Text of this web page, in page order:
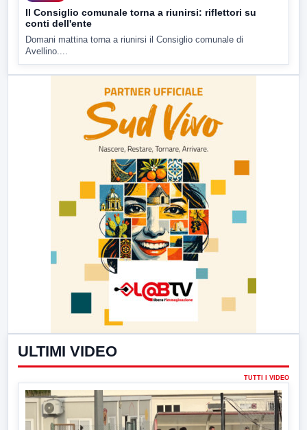
Il Consiglio comunale torna a riunirsi: riflettori su
conti dell'ente
Domani mattina torna a riunirsi il Consiglio comunale di
Avellino....
ULTIMI VIDEO
TUTTI I VIDEO